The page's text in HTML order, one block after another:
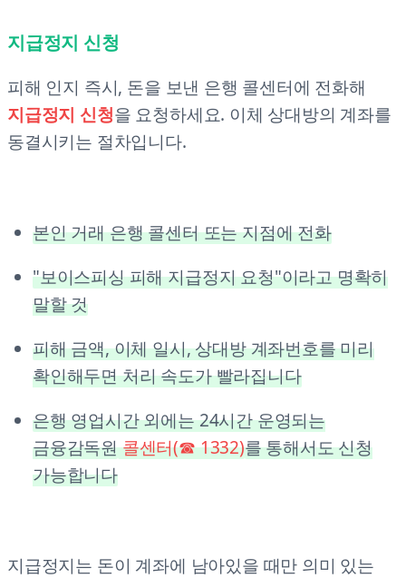
지급정지 신청
피해 인지 즉시, 돈을 보낸 은행 콜센터에 전화해
지급정지 신청을 요청하세요. 이체 상대방의 계좌를
동결시키는 절차입니다.
본인 거래 은행 콜센터 또는 지점에 전화
"보이스피싱 피해 지급정지 요청"이라고 명확히
말할 것
피해 금액, 이체 일시, 상대방 계좌번호를 미리
확인해두면 처리 속도가 빨라집니다
은행 영업시간 외에는 24시간 운영되는
금융감독원콜센터(☎ 1332)를 통해서도 신청
가능합니다
지급정지는 돈이 계좌에 남아있을 때만 의미 있는